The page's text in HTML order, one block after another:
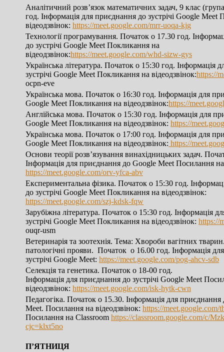
Аналітичний розв’язок математичних задач, 9 клас
год. Інформація для приєднання до зустрічі Google Meet
відеодзвінок: https://meet.google.com/mrr-uoqa-kjg
Технології програмування. Початок о 17.30 год.
до зустрічі Google Meet Покликання на
відеодзвінок:https://meet.google.com/whd-sizw-gys
Українська література. Початок о 15:30 год. Інформація
зустрічі Google Meet Покликання на відеодзвінок:https://
ocpn-eve
Українська мова. Початок о 16:30 год. Інформація для
Google Meet Покликання на відеодзвінок:https://
Англійська мова. Початок о 15:30 год. Інформація для
Google Meet Покликання на відеодзвінок: https://
Українська мова. Початок о 17:00 год. Інформація для
Google Meet Покликання на відеодзвінок: https://
Основи теорії розв’язування винахідницьких задач.
Інформація для приєднання до Google Meet Посилання на
https://meet.google.com/orv-yfca-abv
Експериментальна фізика. Початок о 15:30 год.
до зустрічі Google Meet Покликання на відеодзвінок:
https://meet.google.com/szj-kdsk-fqw
Зарубіжна література. Початок о 15:30 год. Інформація
зустрічі Google Meet Покликання на відеодзвінок: https://
ouqr-usm
Ветеринарія та зоотехнія. Тема: Хвороби вагітних
патологічні прояви. Початок о 16.00 год. Інформація
зустрічі Google Meet: https://meet.google.com/pog-ahcv-sdb
Селекція та генетика. Початок о 18-00 год.
Інформація для приєднання до зустрічі Google Meet
відеодзвінок: https://meet.google.com/isk-hytk-cwn
Педагогіка. Початок о 15.30. Інформація для приєднання
Meet. Посилання на відеодзвінок: https://meet.google.com/
Посилання на Classroom https://classroom.google.com/c/
cjc=klxt5no
П’ЯТНИЦЯ